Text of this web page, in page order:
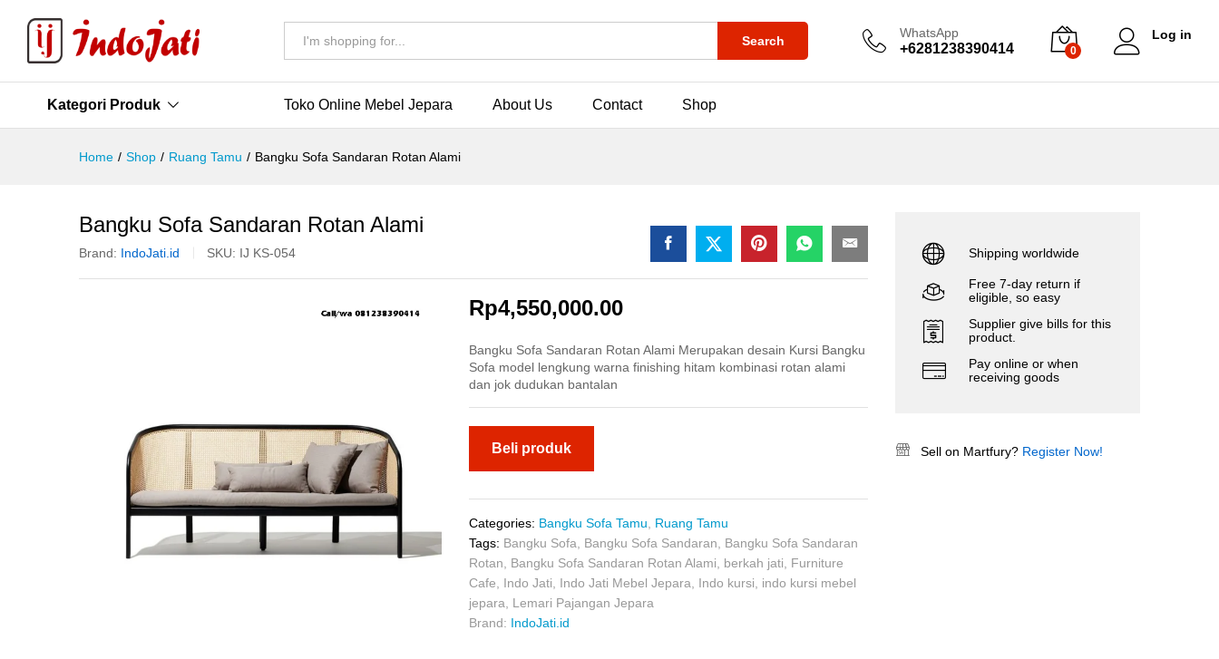
Search
WhatsApp
+6281238390414 0
Log in
Kategori Produk Toko Online Mebel Jepara About Us Contact Shop
Home / Shop / Ruang Tamu / Bangku Sofa Sandaran Rotan Alami
Bangku Sofa Sandaran Rotan Alami
Brand: IndoJati.id SKU: IJ KS-054
Rp4,550,000.00
Bangku Sofa Sandaran Rotan Alami Merupakan desain Kursi Bangku
Sofa model lengkung warna finishing hitam kombinasi rotan alami
dan jok dudukan bantalan
Beli produk
Categories: Bangku Sofa Tamu
Ruang Tamu
Tags: Bangku Sofa Bangku Sofa Sandaran
Bangku Sofa Sandaran
Rotan
Bangku Sofa Sandaran Rotan Alami berkah jati
Furniture
Cafe
Indo Jati Indo Jati Mebel Jepara Indo kursi
indo kursi mebel
jepara
Lemari Pajangan Jepara
Brand: IndoJati.id
Shipping worldwide
Free 7-day return if
eligible, so easy
Supplier give bills for this
product.
Pay online or when
receiving goods
Sell on Martfury? Register Now!